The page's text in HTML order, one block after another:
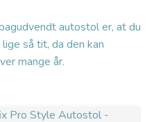
autostol er, at du
så tit, da den kan
mange år.